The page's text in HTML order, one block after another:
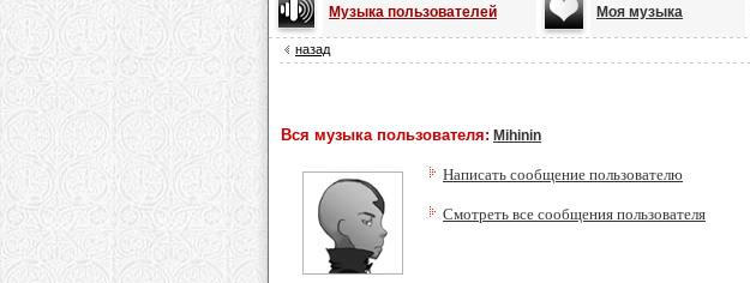
Музыка пользователей Моя музыка
назад
Вся музыка пользователя: Mihinin
Написать сообщение пользователю
Смотреть все сообщения пользователя